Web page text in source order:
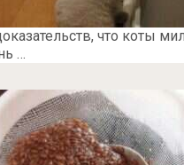
что коты
…